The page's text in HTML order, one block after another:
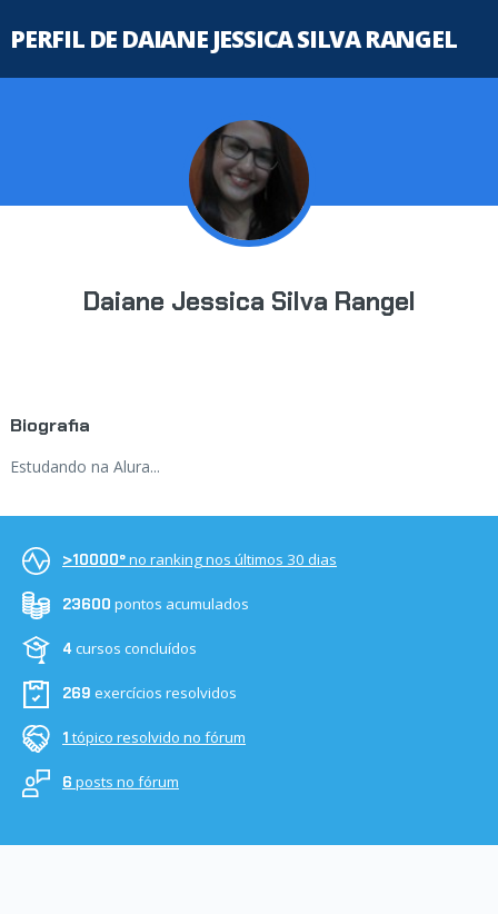
PERFIL DE DAIANE JESSICA SILVA RANGEL
Daiane Jessica Silva Rangel
Biografia
Estudando na Alura...
>10000ºno ranking nos últimos 30 dias
23600 pontos acumulados
4cursos concluídos
269 exercícios resolvidos
1 tópico resolvido no fórum
6 posts no fórum